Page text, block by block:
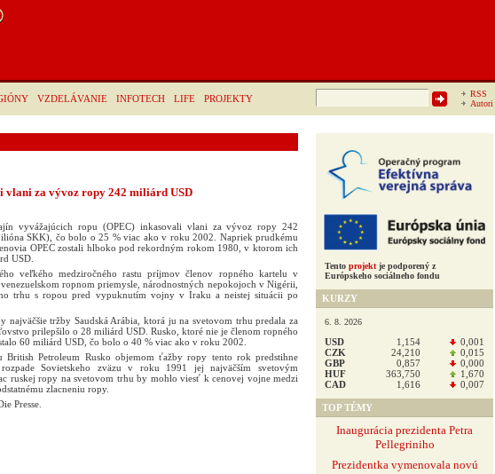
VZDELÁVANIE INFOTECH LIFE PROJEKTY
RSS
Autori
Hľadať:
vlani za vývoz ropy 242 miliárd USD
vyvážajúcich ropu (OPEC) inkasovali vlani za vývoz ropy 242
SKK), čo bolo o 25 % viac ako v roku 2002. Napriek prudkému
OPEC zostali hlboko pod rekordným rokom 1980, v ktorom ich
USD.
veľkého medziročného rastu príjmov členov ropného kartelu v
ropnom priemysle, národnostných nepokojoch v Nigérii,
trhu s ropou pred vypuknutím vojny v Iraku a neistej situácii po
najväčšie tržby Saudská Arábia, ktorá ju na svetovom trhu predala za
prilepšilo o 28 miliárd USD. Rusko, ktoré nie je členom ropného
60 miliárd USD, čo bolo o 40 % viac ako v roku 2002.
British Petroleum Rusko objemom ťažby ropy tento rok predstihne
Sovietskeho zväzu v roku 1991 jej najväčším svetovým
ruskej ropy na svetovom trhu by mohlo viesť k cenovej vojne medzi
zlacneniu ropy.
Presse.
Tento projekt je podporený z
Európskeho sociálneho fondu
KURZY
6. 8. 2026
USD 1,154
0,001
CZK
24,210
0,015
GBP
0,857
0,000
HUF
363,750
1,670
CAD
1,616 0,007
TOP TÉMY
Inaugurácia prezidenta Petra
Pellegriniho
Prezidentka vymenovala novú